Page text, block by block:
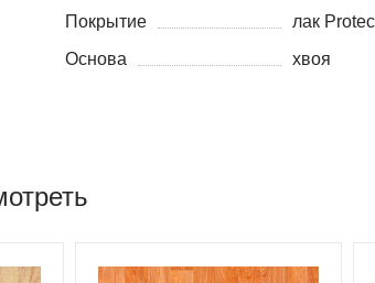
Покрытие
лак
Основа
хвоя